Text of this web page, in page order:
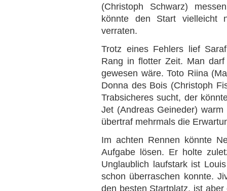
(Christoph Schwarz)
könnte den Start vielleicht
verraten.
Trotz eines Fehlers lief
Rang in flotter Zeit. Man
gewesen wäre. Toto Riina
Donna des Bois (Christoph
Trabsicheres sucht, der
Jet (Andreas Geineder)
übertraf mehrmals die
Im achten Rennen könnte
Aufgabe lösen. Er holte
Unglaublich laufstark ist
schon überraschen konnte.
den besten Startplatz, ist